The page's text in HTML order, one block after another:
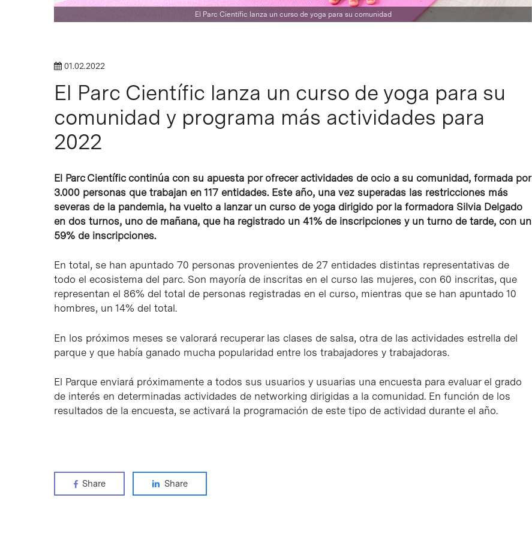
El Parc Científic lanza un curso de yoga para su comunidad
01.02.2022
El Parc Científic lanza un curso de yoga para su
comunidad y programa más actividades para
2022
El Parc Científic continúa con su apuesta por ofrecer actividades de ocio a su comunidad, formada por
3.000 personas que trabajan en 117 entidades. Este año, una vez superadas las restricciones más
severas de la pandemia, ha vuelto a lanzar un curso de yoga dirigido por la formadora Silvia Delgado
en dos turnos, uno de mañana, que ha registrado un 41% de inscripciones y un turno de tarde, con un
59% de inscripciones.
En total, se han apuntado 70 personas provenientes de 27 entidades distintas representativas de
todo el ecosistema del parc. Son mayoría de inscritas en el curso las mujeres, con 60 inscritas, que
representan el 86% del total de personas registradas en el curso, mientras que se han apuntado 10
hombres, un 14% del total.
En los próximos meses se valorará recuperar las clases de salsa, otra de las actividades estrella del
parque y que había ganado mucha popularidad entre los trabajadores y trabajadoras.
El Parque enviará próximamente a todos sus usuarios y usuarias una encuesta para evaluar el grado
de interés en determinadas actividades de networking dirigidas a la comunidad. En función de los
resultados de la encuesta, se activará la programación de este tipo de actividad durante el año.
Share Share